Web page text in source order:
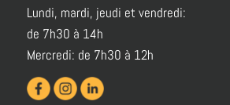
Lundi, mardi, jeudi et vendredi:
de 7h30 à 14h
Mercredi: de 7h30 à 12h